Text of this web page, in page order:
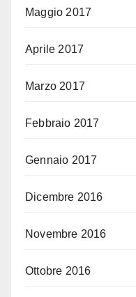
Maggio 2017
Aprile 2017
Marzo 2017
Febbraio 2017
Gennaio 2017
Dicembre 2016
Novembre 2016
Ottobre 2016